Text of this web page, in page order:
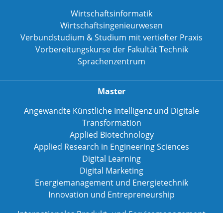
Wirtschaftsinformatik
Wirtschaftsingenieurwesen
Verbundstudium & Studium mit vertiefter Praxis
Vorbereitungskurse der Fakultät Technik
Sprachenzentrum
Master
Angewandte Künstliche Intelligenz und Digitale
Transformation
Applied Biotechnology
Applied Research in Engineering Sciences
Digital Learning
Digital Marketing
Energiemanagement und Energietechnik
Innovation und Entrepreneurship